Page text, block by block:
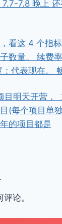
7.7-7.8 晚上
看这 4 个指
数量。 续费
代表现在。
目明天开营，
(每个项目单
的项目都是
论。